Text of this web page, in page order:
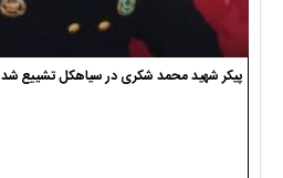
پیکر شهید محمد شکری در سیاهکل تشییع شد